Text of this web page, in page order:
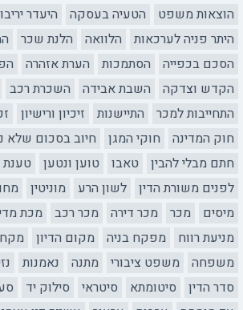
הוצאות משפט
הטעיה בעסקה היעדר
היתר פניה לערכאות
הלוואה הלנת שכר
הסכם בכפייה
הסתמכות הערת אזהרה
הקדש וצדקה
השבת אבידה השכרת רכב
התחייבות למכר
התיישנות זיכיון ורישיון
חוק המדינה
חוקי המגן
חיוב בסכום שלא
חתם מבלי להבין
טאבו טוען ונטען
לפנים משורת הדין
לשון הרע מוניטין
מיסים
מכר מכר דירה מכר רכב מכת
מניעת רווח
מפקח בניה מקום הדיון
משפחה
משפט ציבורי מתנה נאמנות
סדר הדין
סיטומתא סיטראי סילוק יד